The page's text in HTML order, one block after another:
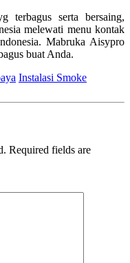
terbagus serta bersaing,
melewati menu kontak
Mabruka Aisypro
buat Anda.
Instalasi Smoke
Required fields are